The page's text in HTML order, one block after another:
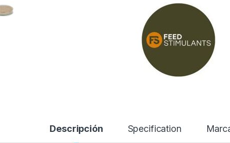
Descripción Specification